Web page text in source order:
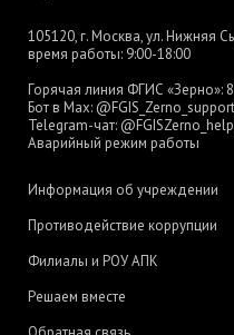
105120, г. Москва, ул. Нижняя
время работы: 9:00-18:00
Горячая линия ФГИС «Зерно»:
Бот в Max:
Telegram-чат:
Аварийный режим работы
Информация об учреждении
Противодействие коррупции
Филиалы и РОУ АПК
Решаем вместе